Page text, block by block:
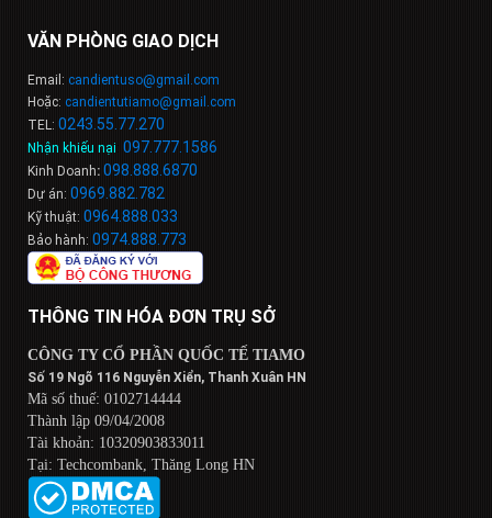
VĂN PHÒNG GIAO DỊCH
Email: candientuso@gmail.com
Hoặc: candientutiamo@gmail.com
TEL: 0243.55.77.270
Nhận khiếu nại 097.777.1586
Kinh Doanh: 098.888.6870
Dự án: 0969.882.782
Kỹ thuật: 0964.888.033
Bảo hành: 0974.888.773
THÔNG TIN HÓA ĐƠN TRỤ SỞ
CÔNG TY CỔ PHẦN QUỐC TẾ TIAMO
Số 19 Ngõ 116 Nguyễn Xiển, Thanh Xuân HN
Mã số thuế: 0102714444
Thành lập 09/04/2008
Tài khoản: 10320903833011
Tại: Techcombank, Thăng Long HN